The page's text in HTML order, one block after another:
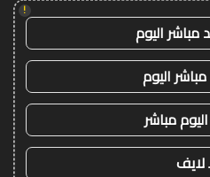
!
مباشر اليوم
اليوم
مباشر
لايف